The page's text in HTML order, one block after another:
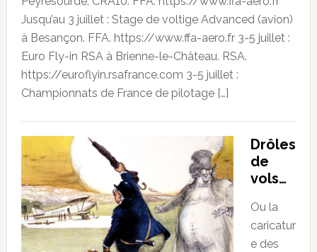
Jusqu’au 3 juillet : Stage de voltige Advanced (avion)
à Besançon. FFA. https://www.ffa-aero.fr 3-5 juillet :
Euro Fly-in RSA à Brienne-le-Château. RSA.
https://euroflyin.rsafrance.com 3-5 juillet :
Championnats de France de pilotage […]
Drôles
de
vols…
Ou la
caricatur
e des